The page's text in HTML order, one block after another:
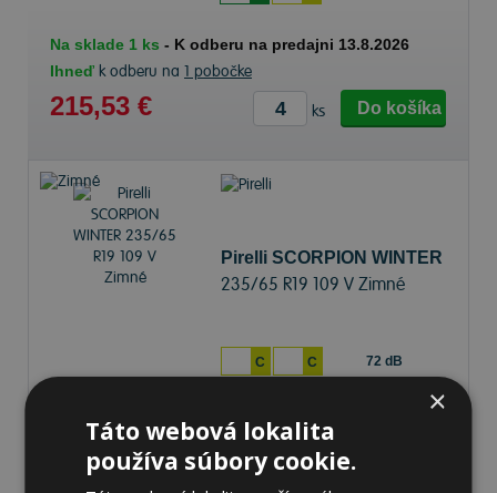
Na sklade 1 ks - K odberu na predajni 13.8.2026
Ihneď k odberu na 1 pobočke
215,53 € ks Do košíka
Pirelli SCORPION WINTER
235/65 R19 109 V Zimné
C C 72 dB
Ihneď k odberu na2 pobočkách
222,79 €
×
Táto webová lokalita
používa súbory cookie.